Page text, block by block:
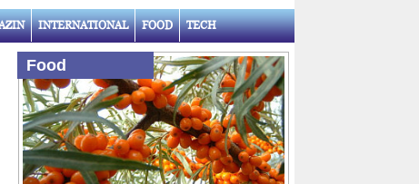
INTERNATIONAL FOOD TECH
Food